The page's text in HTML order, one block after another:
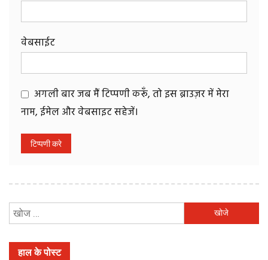
वेबसाईट
अगली बार जब मैं टिप्पणी करूँ, तो इस ब्राउज़र में मेरा
नाम, ईमेल और वेबसाइट सहेजें।
को
हाल के पोस्ट